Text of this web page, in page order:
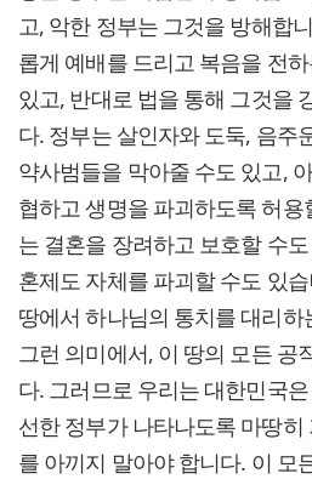
고, 악한 정부는 그것을 방해합
롭게 예배를 드리고 복음을 전
있고, 반대로 법을 통해 그것을
다. 정부는 살인자와 도둑, 음주
약사범들을 막아줄 수도 있고,
협하고 생명을 파괴하도록 허
는 결혼을 장려하고 보호할 수
혼제도 자체를 파괴할 수도 있
땅에서 하나님의 통치를 대리
그런 의미에서, 이 땅의 모든 공
다. 그러므로 우리는 대한민국
선한 정부가 나타나도록 마땅
를 아끼지 말아야 합니다. 이 모